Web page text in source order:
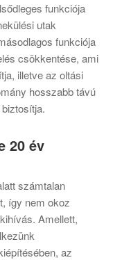
funkciója
utak
funkciója
csökkentése, ami
illetve az oltási
hosszabb távú
20 év
számtalan
így nem okoz
Amellett,
az